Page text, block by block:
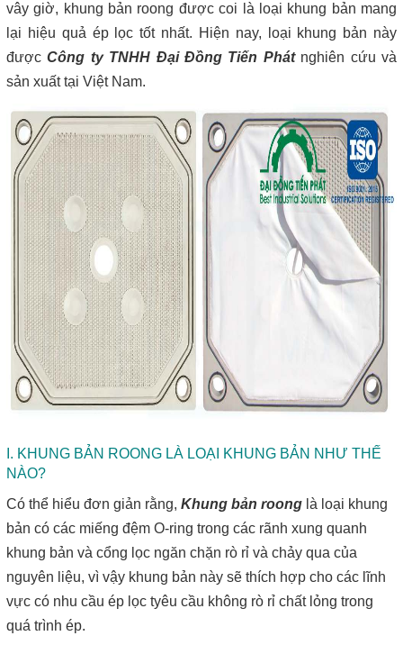
vây giờ, khung bản roong được coi là loại khung bản mang
lại hiệu quả ép lọc tốt nhất. Hiện nay, loại khung bản này
đượcCông ty TNHH Đại Đồng Tiến Phát nghiên cứu và
sản xuất tại Việt Nam.
I. KHUNG BẢN ROONG LÀ LOẠI KHUNG BẢN NHƯ THẾ
NÀO?
Có thể hiểu đơn giản rằng, Khung bản roong là loại khung
bản có các miếng đệm O-ring trong các rãnh xung quanh
khung bản và cổng lọc ngăn chặn rò rỉ và chảy qua của
nguyên liệu, vì vậy khung bản này sẽ thích hợp cho các lĩnh
vực có nhu cầu ép lọc tyêu cầu không rò rỉ chất lỏng trong
quá trình ép.